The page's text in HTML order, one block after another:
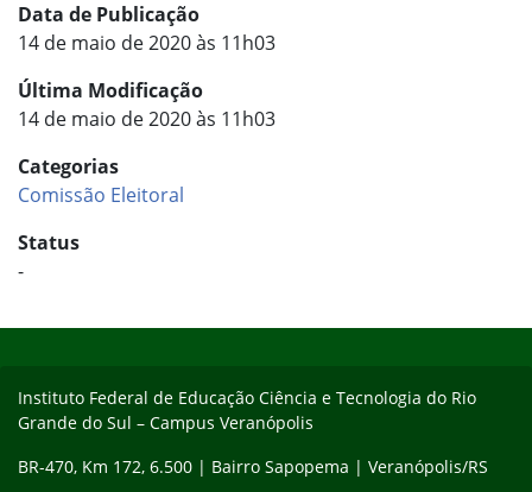
Data de Publicação
14 de maio de 2020 às 11h03
Última Modificação
14 de maio de 2020 às 11h03
Categorias
Comissão Eleitoral
Status
-
Instituto Federal de Educação Ciência e Tecnologia do Rio
Grande do Sul – Campus Veranópolis
BR-470, Km 172, 6.500 | Bairro Sapopema | Veranópolis/RS